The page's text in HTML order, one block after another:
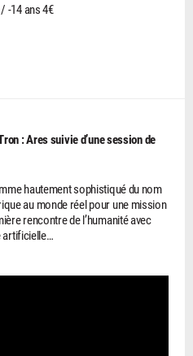
-14 ans 4€
: Ares suivie d’une session de
hautement sophistiqué du nom
au monde réel pour une mission
rencontre de l’humanité avec
artificielle…